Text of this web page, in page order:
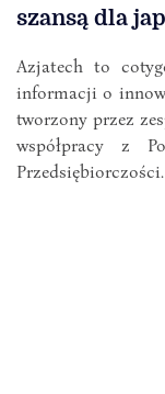
szansą dla
Azjatech to
informacji o
tworzony przez
współpracy z
Przedsiębiorczości.